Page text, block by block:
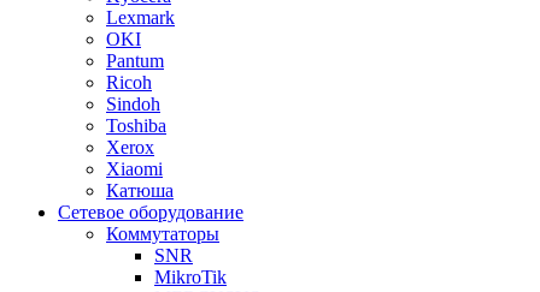
Lexmark
OKI
Pantum
Ricoh
Sindoh
Toshiba
Xerox
Xiaomi
Катюша
Сетевое оборудование
Коммутаторы
SNR
MikroTik